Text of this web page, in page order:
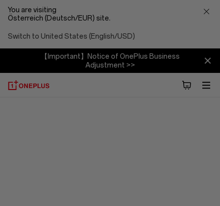
You are visiting
Österreich (Deutsch/EUR) site.
Switch to United States (English/USD)
【Important】Notice of OnePlus Business
Adjustment >>